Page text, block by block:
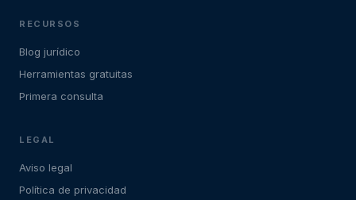
RECURSOS
Blog jurídico
Herramientas gratuitas
Primera consulta
LEGAL
Aviso legal
Política de privacidad